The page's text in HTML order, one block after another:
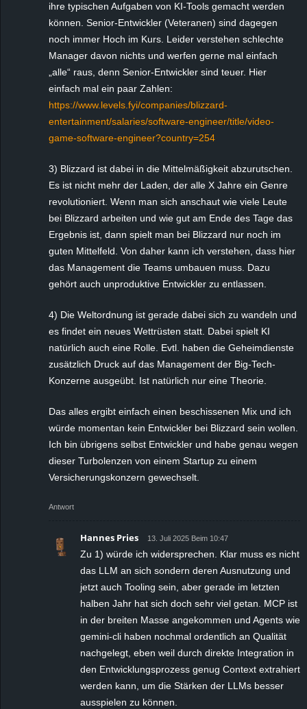
ihre typischen Aufgaben von KI-Tools gemacht werden
können. Senior-Entwickler (Veteranen) sind dagegen
noch immer Hoch im Kurs. Leider verstehen schlechte
Manager davon nichts und werfen gerne mal einfach
„alle“ raus, denn Senior-Entwickler sind teuer. Hier
einfach mal ein paar Zahlen:
https://www.levels.fyi/companies/blizzard-
entertainment/salaries/software-engineer/title/video-
game-software-engineer?country=254
3) Blizzard ist dabei in die Mittelmäßigkeit abzurutschen.
Es ist nicht mehr der Laden, der alle X Jahre ein Genre
revolutioniert. Wenn man sich anschaut wie viele Leute
bei Blizzard arbeiten und wie gut am Ende des Tage das
Ergebnis ist, dann spielt man bei Blizzard nur noch im
guten Mittelfeld. Von daher kann ich verstehen, dass hier
das Management die Teams umbauen muss. Dazu
gehört auch unproduktive Entwickler zu entlassen.
4) Die Weltordnung ist gerade dabei sich zu wandeln und
es findet ein neues Wettrüsten statt. Dabei spielt KI
natürlich auch eine Rolle. Evtl. haben die Geheimdienste
zusätzlich Druck auf das Management der Big-Tech-
Konzerne ausgeübt. Ist natürlich nur eine Theorie.
Das alles ergibt einfach einen beschissenen Mix und ich
würde momentan kein Entwickler bei Blizzard sein wollen.
Ich bin übrigens selbst Entwickler und habe genau wegen
dieser Turbolenzen von einem Startup zu einem
Versicherungskonzern gewechselt.
Antwort
Hannes Pries 13. Juli 2025 Beim 10:47
Zu 1) würde ich widersprechen. Klar muss es nicht
das LLM an sich sondern deren Ausnutzung und
jetzt auch Tooling sein, aber gerade im letzten
halben Jahr hat sich doch sehr viel getan. MCP ist
in der breiten Masse angekommen und Agents wie
gemini-cli haben nochmal ordentlich an Qualität
nachgelegt, eben weil durch direkte Integration in
den Entwicklungsprozess genug Context extrahiert
werden kann, um die Stärken der LLMs besser
ausspielen zu können.